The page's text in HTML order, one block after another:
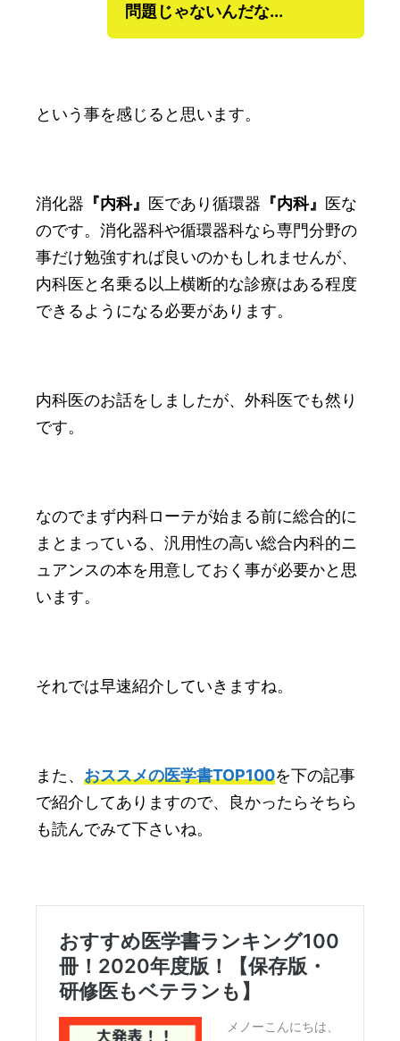
問題じゃないんだな...
という事を感じると思います。
消化器 『内科』 医であり循環器 『内科』 医な
のです。消化器科や循環器科なら専門分野の
事だけ勉強すれば良いのかもしれませんが、
内科医と名乗る以上横断的な診療はある程度
できるようになる必要があります。
内科医のお話をしましたが、外科医でも然り
です。
なのでまず内科ローテが始まる前に総合的に
まとまっている、汎用性の高い総合内科的ニ
ュアンスの本を用意しておく事が必要かと思
います。
それでは早速紹介していきますね。
また、 おススメの医学書TOP100を下の記事
で紹介してありますので、良かったらそちら
も読んでみて下さいね。